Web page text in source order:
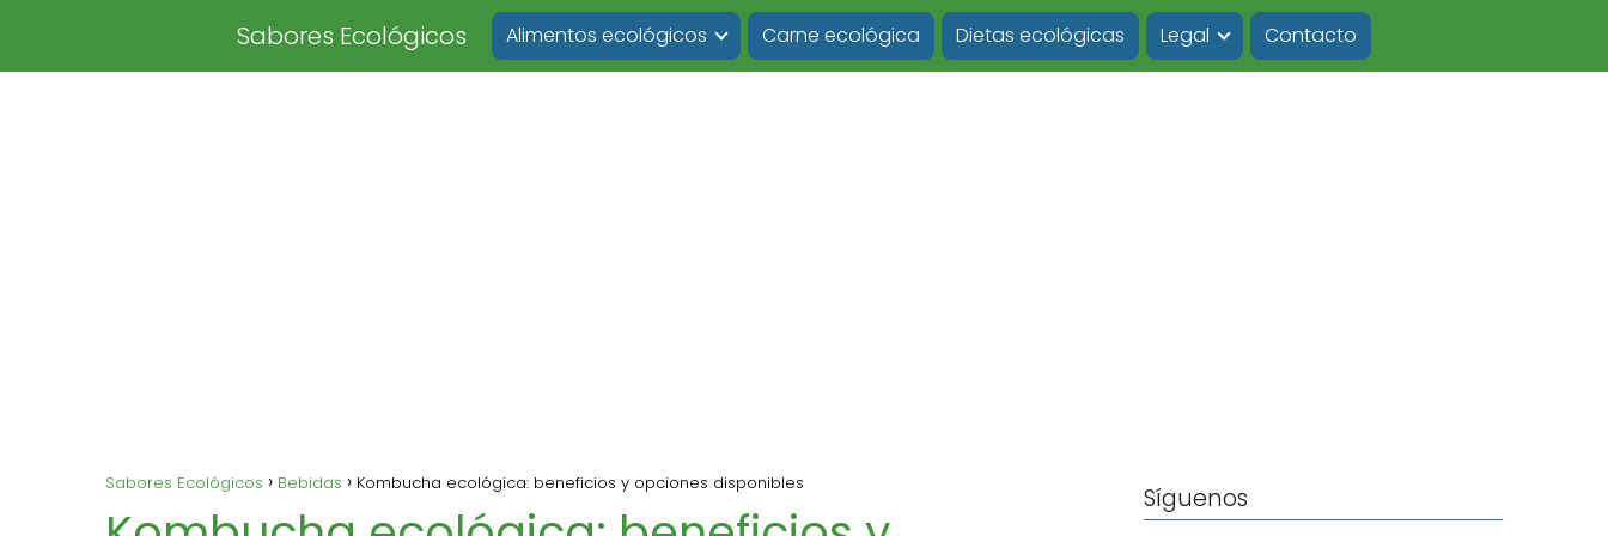
Sabores Ecológicos Alimentos ecológicos Carne ecológica Dietas ecológicas Legal Contacto
Sabores Ecológicos Bebidas Kombucha ecológica: beneficios y opciones disponibles Síguenos